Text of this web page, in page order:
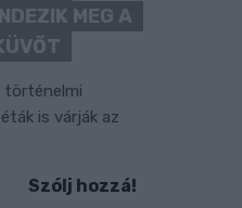
MEG A
történelmi
is várják az
Szólj hozzá!